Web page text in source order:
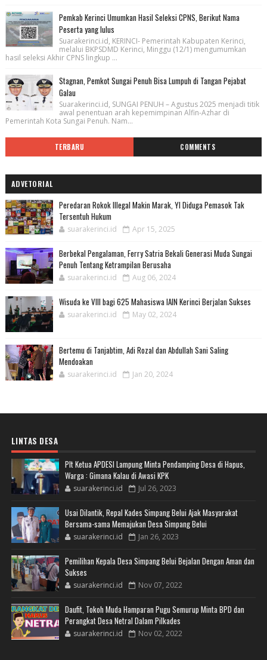
Pemkab Kerinci Umumkan Hasil Seleksi CPNS, Berikut Nama
Peserta yang lulus
Suarakerinci.id, KERINCI- Pemerintah Kabupaten Kerinci,
melalui BKPSDMD Kerinci, Minggu (12/1) mengumumkan
hasil seleksi Akhir CPNS lingkup ...
Stagnan, Pemkot Sungai Penuh Bisa Lumpuh di Tangan Pejabat
Galau
Suarakerinci.id, SUNGAI PENUH – Agustus 2025 menjadi titik
awal penentuan arah kepemimpinan Alfin-Azhar di
Pemerintah Kota Sungai Penuh. Nam...
TERBARU COMMENTS
ADVETORIAL
Peredaran Rokok Illegal Makin Marak, YI Diduga Pemasok Tak
Tersentuh Hukum
suarakerinci.id Apr 15, 2025
Berbekal Pengalaman, Ferry Satria Bekali Generasi Muda Sungai
Penuh Tentang Ketrampilan Berusaha
suarakerinci.id Aug 06, 2024
Wisuda ke VIII bagi 625 Mahasiswa IAIN Kerinci Berjalan Sukses
suarakerinci.id May 02, 2024
Bertemu di Tanjabtim, Adi Rozal dan Abdullah Sani Saling
Mendoakan
suarakerinci.id Jan 20, 2024
LINTAS DESA
Plt Ketua APDESI Lampung Minta Pendamping Desa di Hapus,
Warga : Gimana Kalau di Awasi KPK
suarakerinci.id Jul 26, 2023
Usai Dilantik, Repal Kades Simpang Belui Ajak Masyarakat
Bersama-sama Memajukan Desa Simpang Belui
suarakerinci.id Jan 26, 2023
Pemilihan Kepala Desa Simpang Belui Bejalan Dengan Aman dan
Sukses
suarakerinci.id Nov 07, 2022
Daufit, Tokoh Muda Hamparan Pugu Semurup Minta BPD dan
Perangkat Desa Netral Dalam Pilkades
suarakerinci.id Nov 02, 2022